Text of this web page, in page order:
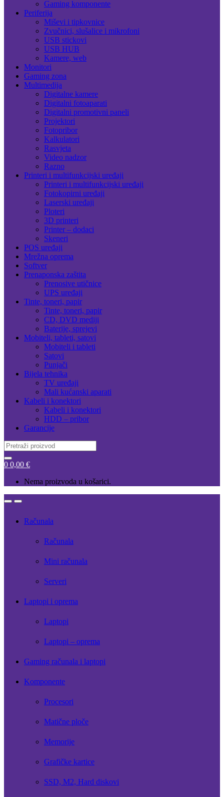
Gaming komponente
Periferija
Miševi i tipkovnice
Zvučnici, slušalice i mikrofoni
USB stickovi
USB HUB
Kamere, web
Monitori
Gaming zona
Multimedija
Digitalne kamere
Digitalni fotoaparati
Digitalni promotivni paneli
Projektori
Fotopribor
Kalkulatori
Rasvjeta
Video nadzor
Razno
Printeri i multifunkcijski uređaji
Printeri i multifunkcijski uređaji
Fotokopirni uređaji
Laserski uređaji
Ploteri
3D printeri
Printer – dodaci
Skeneri
POS uređaji
Mrežna oprema
Softver
Prenaponska zaštita
Prenosive utičnice
UPS uređaji
Tinte, toneri, papir
Tinte, toneri, papir
CD, DVD mediji
Baterije, sprejevi
Mobiteli, tableti, satovi
Mobiteli i tableti
Satovi
Punjači
Bijela tehnika
TV uređaji
Mali kućanski aparati
Kabeli i konektori
Kabeli i konektori
HDD – pribor
Garancije
Search
for:
0 0,00 €
Nema proizvoda u košarici.
OpenClose
Računala
Računala
Mini računala
Serveri
Laptopi i oprema
Laptopi
Laptopi – oprema
Gaming računala i laptopi
Komponente
Procesori
Matične ploče
Memorije
Grafičke kartice
SSD, M2, Hard diskovi